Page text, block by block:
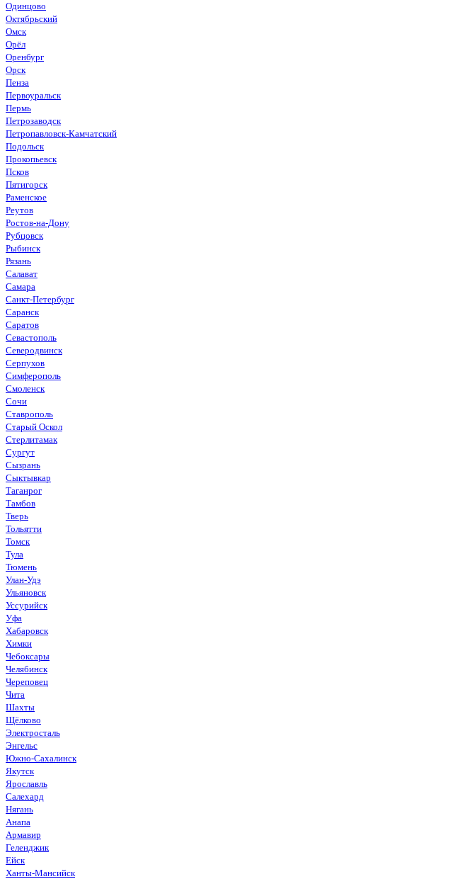
Одинцово
Октябрьский
Омск
Орёл
Оренбург
Орск
Пенза
Первоуральск
Пермь
Петрозаводск
Петропавловск-Камчатский
Подольск
Прокопьевск
Псков
Пятигорск
Раменское
Реутов
Ростов-на-Дону
Рубцовск
Рыбинск
Рязань
Салават
Самара
Санкт-Петербург
Саранск
Саратов
Севастополь
Северодвинск
Серпухов
Симферополь
Смоленск
Сочи
Ставрополь
Старый Оскол
Стерлитамак
Сургут
Сызрань
Сыктывкар
Таганрог
Тамбов
Тверь
Тольятти
Томск
Тула
Тюмень
Улан-Удэ
Ульяновск
Уссурийск
Уфа
Хабаровск
Химки
Чебоксары
Челябинск
Череповец
Чита
Шахты
Щёлково
Электросталь
Энгельс
Южно-Сахалинск
Якутск
Ярославль
Салехард
Нягань
Анапа
Армавир
Геленджик
Ейск
Ханты-Мансийск